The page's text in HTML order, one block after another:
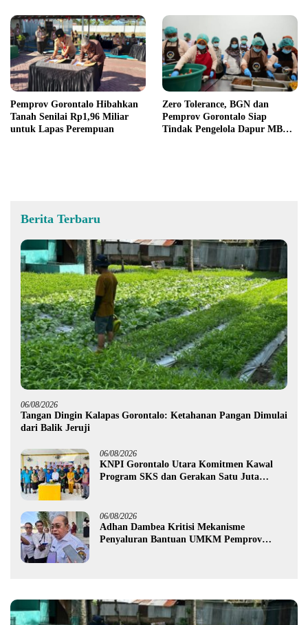
Pemprov Gorontalo Hibahkan
Tanah Senilai Rp1,96 Miliar
untuk Lapas Perempuan
Zero Tolerance, BGN dan
Pemprov Gorontalo Siap
Tindak Pengelola Dapur MBG
Berita Terbaru
06/08/2026
Tangan Dingin Kalapas Gorontalo: Ketahanan Pangan Dimulai
dari Balik Jeruji
06/08/2026
KNPI Gorontalo Utara Komitmen Kawal
Program SKS dan Gerakan Satu Juta
06/08/2026
Adhan Dambea Kritisi Mekanisme
Penyaluran Bantuan UMKM Pemprov